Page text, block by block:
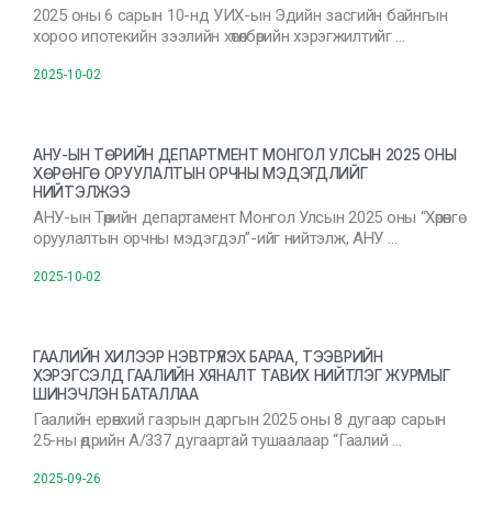
2025 оны 6 сарын 10-нд УИХ-ын Эдийн засгийн байнгын
хороо ипотекийн зээлийн хөтөлбөрийн хэрэгжилтийг …
2025-10-02
АНУ-ЫН ТӨРИЙН ДЕПАРТМЕНТ МОНГОЛ УЛСЫН 2025 ОНЫ
ХӨРӨНГӨ ОРУУЛАЛТЫН ОРЧНЫ МЭДЭГДЛИЙГ
НИЙТЭЛЖЭЭ
АНУ-ын Төрийн департамент Монгол Улсын 2025 оны “Хөрөнгө
оруулалтын орчны мэдэгдэл”-ийг нийтэлж, АНУ …
2025-10-02
ГААЛИЙН ХИЛЭЭР НЭВТРҮҮЛЭХ БАРАА, ТЭЭВРИЙН
ХЭРЭГСЭЛД ГААЛИЙН ХЯНАЛТ ТАВИХ НИЙТЛЭГ ЖУРМЫГ
ШИНЭЧЛЭН БАТАЛЛАА
Гаалийн ерөнхий газрын даргын 2025 оны 8 дугаар сарын
25-ны өдрийн А/337 дугаартай тушаалаар “Гаалий …
2025-09-26